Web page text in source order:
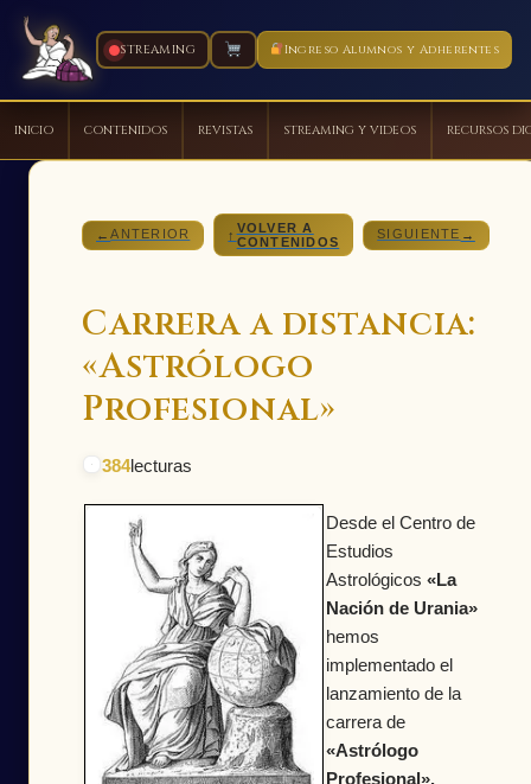
STREAMING Ingreso Alumnos y Adherentes
INICIO CONTENIDOS REVISTAS STREAMING Y VIDEOS RECURSOS
←ANTERIOR ↑VOLVER A
CONTENIDOS
SIGUIENTE →
Carrera a distancia:
«Astrólogo
Profesional»
384lecturas
Desde el Centro de
Estudios
Astrológicos «La
Nación de Urania»
hemos
implementado el
lanzamiento de la
carrera de
«Astrólogo
Profesional».